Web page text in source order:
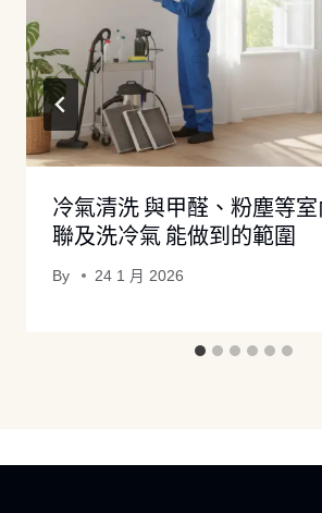
冷氣清洗 與甲醛、粉塵等
聯及洗冷氣 能做到的範圍
By 24 1 月 2026